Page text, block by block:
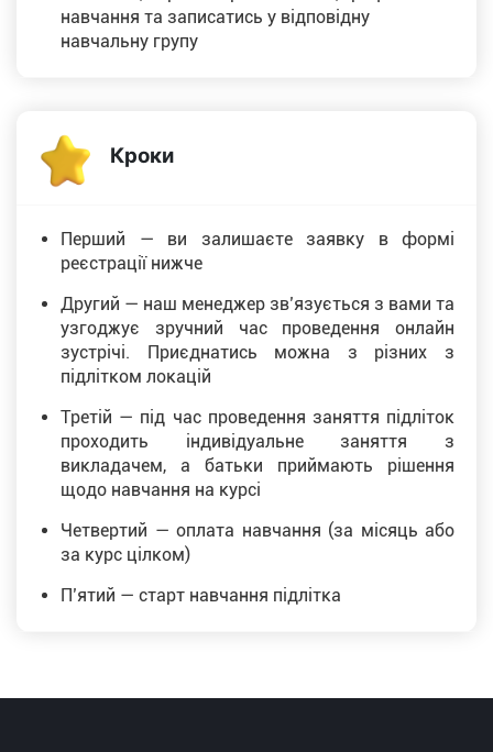
навчання та записатись у відповідну
навчальну групу
Кроки
Перший — ви залишаєте заявку в формі
реєстрації нижче
Другий — наш менеджер звʼязується з вами та
узгоджує зручний час проведення онлайн
зустрічі. Приєднатись можна з різних з
підлітком локацій
Третій — під час проведення заняття підліток
проходить індивідуальне заняття з
викладачем, а батьки приймають рішення
щодо навчання на курсі
Четвертий — оплата навчання (за місяць або
за курс цілком)
Пʼятий — старт навчання підлітка